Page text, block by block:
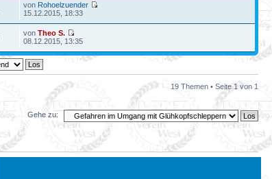
von Rohoelzuender
15.12.2015, 18:33
vonTheo S.
08.12.2015, 13:35
19 Themen • Seite1von 1
Gehe zu: